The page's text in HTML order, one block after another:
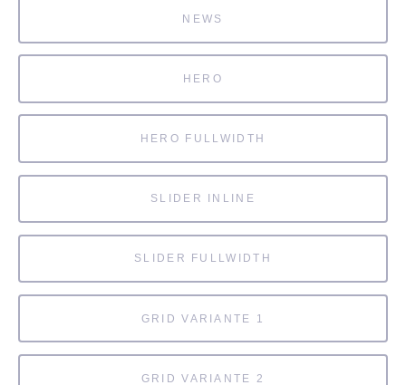
NEWS
HERO
HERO FULLWIDTH
SLIDER INLINE
SLIDER FULLWIDTH
GRID VARIANTE 1
GRID VARIANTE 2